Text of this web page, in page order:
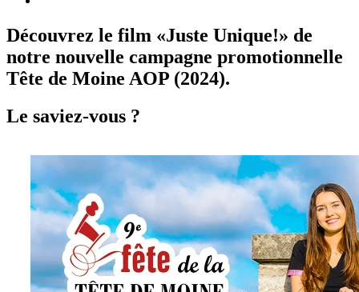
Découvrez le film «Juste Unique!» de
notre nouvelle campagne promotionnelle
Tête de Moine AOP (2024).
Le saviez-vous ?